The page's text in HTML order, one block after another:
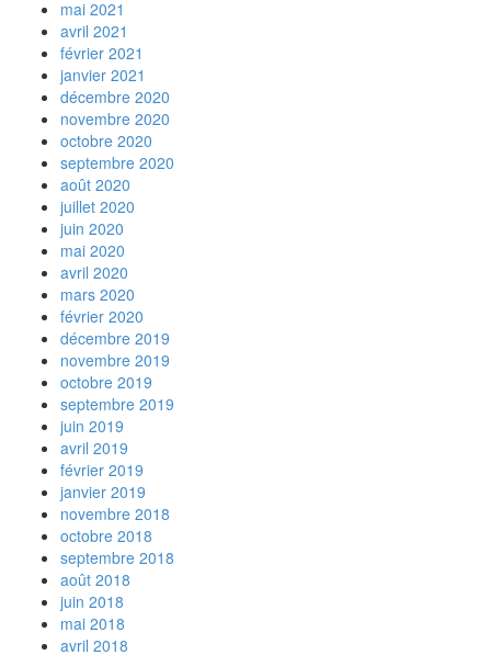
mai 2021
avril 2021
février 2021
janvier 2021
décembre 2020
novembre 2020
octobre 2020
septembre 2020
août 2020
juillet 2020
juin 2020
mai 2020
avril 2020
mars 2020
février 2020
décembre 2019
novembre 2019
octobre 2019
septembre 2019
juin 2019
avril 2019
février 2019
janvier 2019
novembre 2018
octobre 2018
septembre 2018
août 2018
juin 2018
mai 2018
avril 2018